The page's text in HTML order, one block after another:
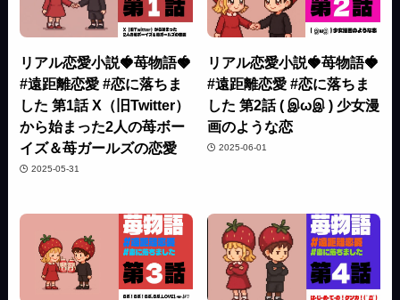
リアル恋愛小説🍓苺物語🍓
#遠距離恋愛 #恋に落ちま
した 第1話 X（旧Twitter）
から始まった2人の苺ボー
イズ＆苺ガールズの恋愛
2025-05-31
リアル恋愛小説🍓苺物語🍓
#遠距離恋愛 #恋に落ちま
した 第2話 ( இωஇ ) 少女漫
画のような恋
2025-06-01